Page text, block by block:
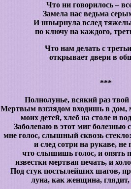
Что ни говорилось –
Замела нас ведьма
И швырнула вслед
по ключу на каждого,
Что нам делать с
открывает двери в
***
Полнолунье, всякий раз твой
Мертвым взглядом входишь в дом,
моих детей, хлеб на столе и
Заболеваю в этот миг болезнью
мне голос, слышный сквозь
и след сотри на рукаве, не
что слышишь голос, и опять
известки мертвая печать, и
Под стук постылейших шагов,
луна, как женщина, глядит,